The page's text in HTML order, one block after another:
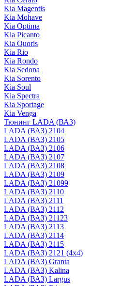
Kia Magentis
Kia Mohave
Kia Optima
Kia Picanto
Kia Quoris
Kia Rio
Kia Rondo
Kia Sedona
Kia Sorento
Kia Soul
Kia Spectra
Kia Sportage
Kia Venga
Тюнинг LADA (ВАЗ)
LADA (ВАЗ) 2104
LADA (ВАЗ) 2105
LADA (ВАЗ) 2106
LADA (ВАЗ) 2107
LADA (ВАЗ) 2108
LADA (ВАЗ) 2109
LADA (ВАЗ) 21099
LADA (ВАЗ) 2110
LADA (ВАЗ) 2111
LADA (ВАЗ) 2112
LADA (ВАЗ) 21123
LADA (ВАЗ) 2113
LADA (ВАЗ) 2114
LADA (ВАЗ) 2115
LADA (ВАЗ) 2121 (4x4)
LADA (ВАЗ) Granta
LADA (ВАЗ) Kalina
LADA (ВАЗ) Largus